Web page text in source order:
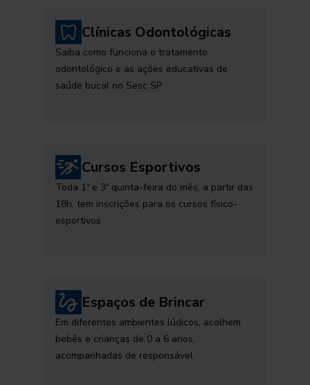
Clínicas Odontológicas
Saiba como funciona o tratamento
odontológico e as ações educativas de
saúde bucal no Sesc SP
Cursos Esportivos
Toda 1ª e 3ª quinta-feira do mês, a partir das
18h, tem inscrições para os cursos físico-
esportivos
Espaços de Brincar
Em diferentes ambientes lúdicos, acolhem
bebês e crianças de 0 a 6 anos,
acompanhadas de responsável